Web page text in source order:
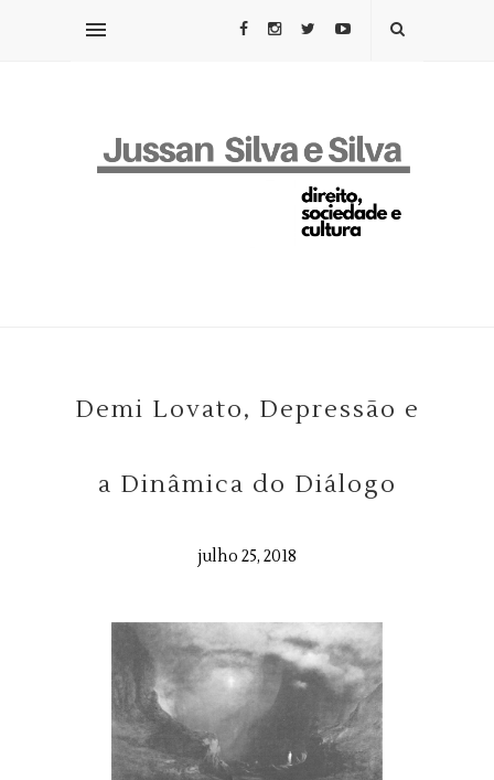
Demi Lovato, Depressão e
a Dinâmica do Diálogo
julho 25, 2018